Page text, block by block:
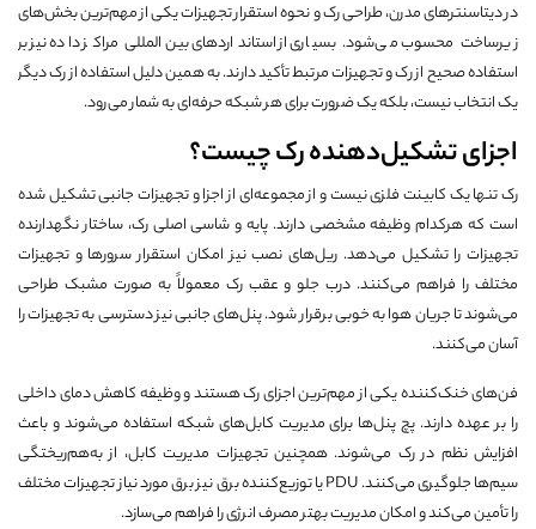
در دیتاسنترهای مدرن، طراحی رک و نحوه استقرار تجهیزات یکی از مهم‌ترین بخش‌های
زیرساخت محسوب می‌شود. بسیاری از استانداردهای بین‌المللی مراکز داده نیز بر
استفاده صحیح از رک و تجهیزات مرتبط تأکید دارند. به همین دلیل استفاده از رک دیگر
یک انتخاب نیست، بلکه یک ضرورت برای هر شبکه حرفه‌ای به شمار می‌رود.
اجزای تشکیل‌دهنده رک چیست؟
رک تنها یک کابینت فلزی نیست و از مجموعه‌ای از اجزا و تجهیزات جانبی تشکیل شده
است که هرکدام وظیفه مشخصی دارند. پایه و شاسی اصلی رک، ساختار نگهدارنده
تجهیزات را تشکیل می‌دهد. ریل‌های نصب نیز امکان استقرار سرورها و تجهیزات
مختلف را فراهم می‌کنند. درب جلو و عقب رک معمولاً به صورت مشبک طراحی
می‌شوند تا جریان هوا به خوبی برقرار شود. پنل‌های جانبی نیز دسترسی به تجهیزات را
آسان می‌کنند.
فن‌های خنک‌کننده یکی از مهم‌ترین اجزای رک هستند و وظیفه کاهش دمای داخلی
را بر عهده دارند. پچ پنل‌ها برای مدیریت کابل‌های شبکه استفاده می‌شوند و باعث
افزایش نظم در رک می‌شوند. همچنین تجهیزات مدیریت کابل، از به‌هم‌ریختگی
سیم‌ها جلوگیری می‌کنند. PDU یا توزیع‌کننده برق نیز برق مورد نیاز تجهیزات مختلف
را تأمین می‌کند و امکان مدیریت بهتر مصرف انرژی را فراهم می‌سازد.